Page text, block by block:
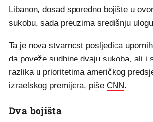
Libanon, dosad sporedno bojište u
sukobu, sada preuzima središnju
Ta je nova stvarnost posljedica
da poveže sudbine dvaju sukoba, ali i
razlika u prioritetima američkog
izraelskog premijera, piše CNN.
Dva bojišta